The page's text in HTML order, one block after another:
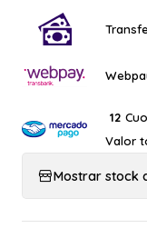
12
Valor
Mostrar stock